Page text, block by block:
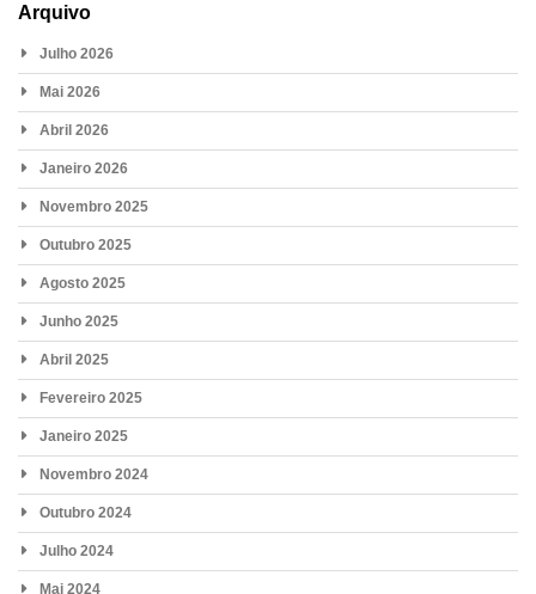
Arquivo
Julho 2026
Mai 2026
Abril 2026
Janeiro 2026
Novembro 2025
Outubro 2025
Agosto 2025
Junho 2025
Abril 2025
Fevereiro 2025
Janeiro 2025
Novembro 2024
Outubro 2024
Julho 2024
Mai 2024